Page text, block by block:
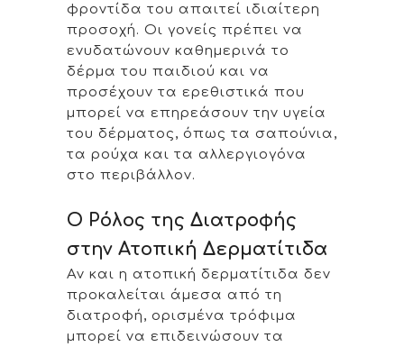
φροντίδα του απαιτεί ιδιαίτερη
προσοχή. Οι γονείς πρέπει να
ενυδατώνουν καθημερινά το
δέρμα του παιδιού και να
προσέχουν τα ερεθιστικά που
μπορεί να επηρεάσουν την υγεία
του δέρματος, όπως τα σαπούνια,
τα ρούχα και τα αλλεργιογόνα
στο περιβάλλον.
Ο Ρόλος της Διατροφής
στην Ατοπική Δερματίτιδα
Αν και η ατοπική δερματίτιδα δεν
προκαλείται άμεσα από τη
διατροφή, ορισμένα τρόφιμα
μπορεί να επιδεινώσουν τα